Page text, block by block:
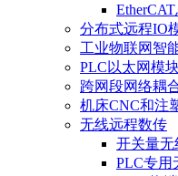
分布式远程IO
工业物联网智
PLC以太网模
跨网段网络耦
机床CNC和注
无线远程数传
开关量无
PLC专用